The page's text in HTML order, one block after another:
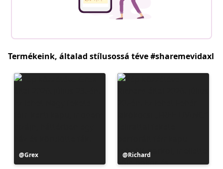
Termékeink, általad stílusossá téve #sharemevidaxl
Bejegyzés
közzétevője
Grex
Bejegyzés
közzétevője
Richard